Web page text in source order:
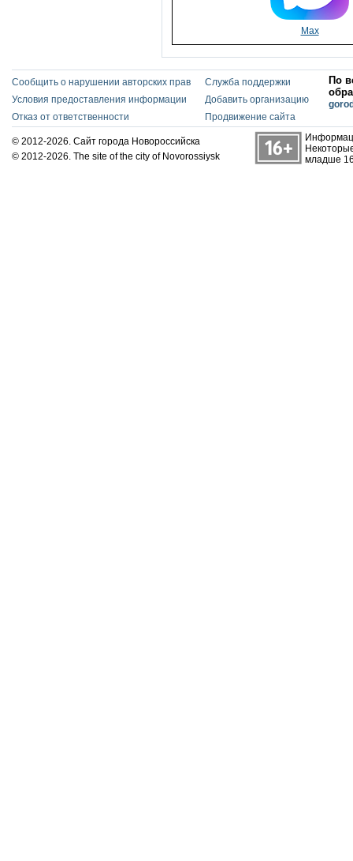
Max
Сообщить о нарушении авторских прав
Условия предоставления информации
Отказ от ответственности
Служба поддержки
Добавить организацию
Продвижение сайта
По
© 2012-2026. Сайт города Новороссийска
© 2012-2026. The site of the city of Novorossiysk
младше